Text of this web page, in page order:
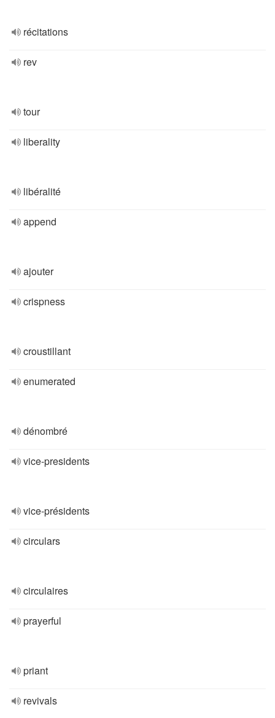
récitations
rev
tour
liberality
libéralité
append
ajouter
crispness
croustillant
enumerated
dénombré
vice-presidents
vice-présidents
circulars
circulaires
prayerful
priant
revivals